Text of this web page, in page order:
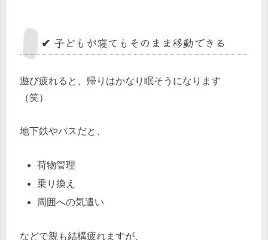
✔ 子どもが寝てもそのまま移動できる
遊び疲れると、帰りはかなり眠そうになります
（笑）
地下鉄やバスだと、
荷物管理
乗り換え
周囲への気遣い
などで親も結構疲れますが、